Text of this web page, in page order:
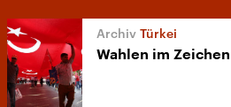
Türkei
Wahlen im